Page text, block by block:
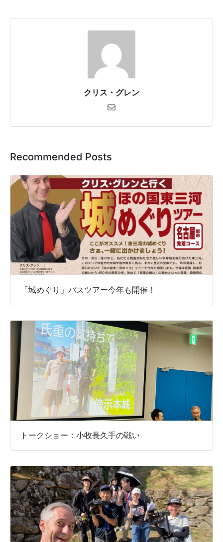
クリス・グレン
Recommended Posts
「城めぐり」バスツアー今年も開催！
トークショー：小牧長久手の戦い